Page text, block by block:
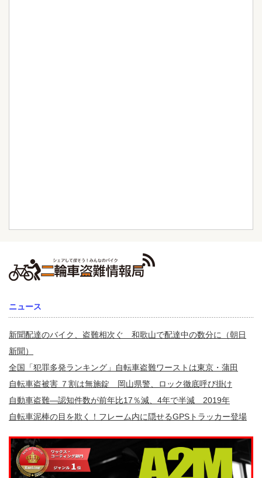
ニュース
新聞配達のバイク、盗難相次ぐ 和歌山で配達中の数分に（朝日
新聞）
全国「犯罪多発ランキング」自転車盗難ワーストは東京・蒲田
自転車盗被害 ７割は無施錠 岡山県警、ロック徹底呼び掛け
自動車盗難—認知件数が前年比17％減、4年で半減 2019年
自転車泥棒の目を欺く！フレーム内に隠せるGPSトラッカー登場